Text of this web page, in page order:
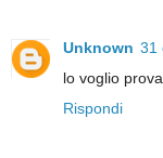
Unknown 31
lo voglio
Rispondi